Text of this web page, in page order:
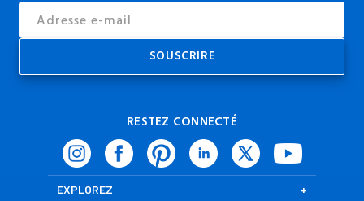
Address
RESTEZ CONNECTÉ
EXPLOREZ